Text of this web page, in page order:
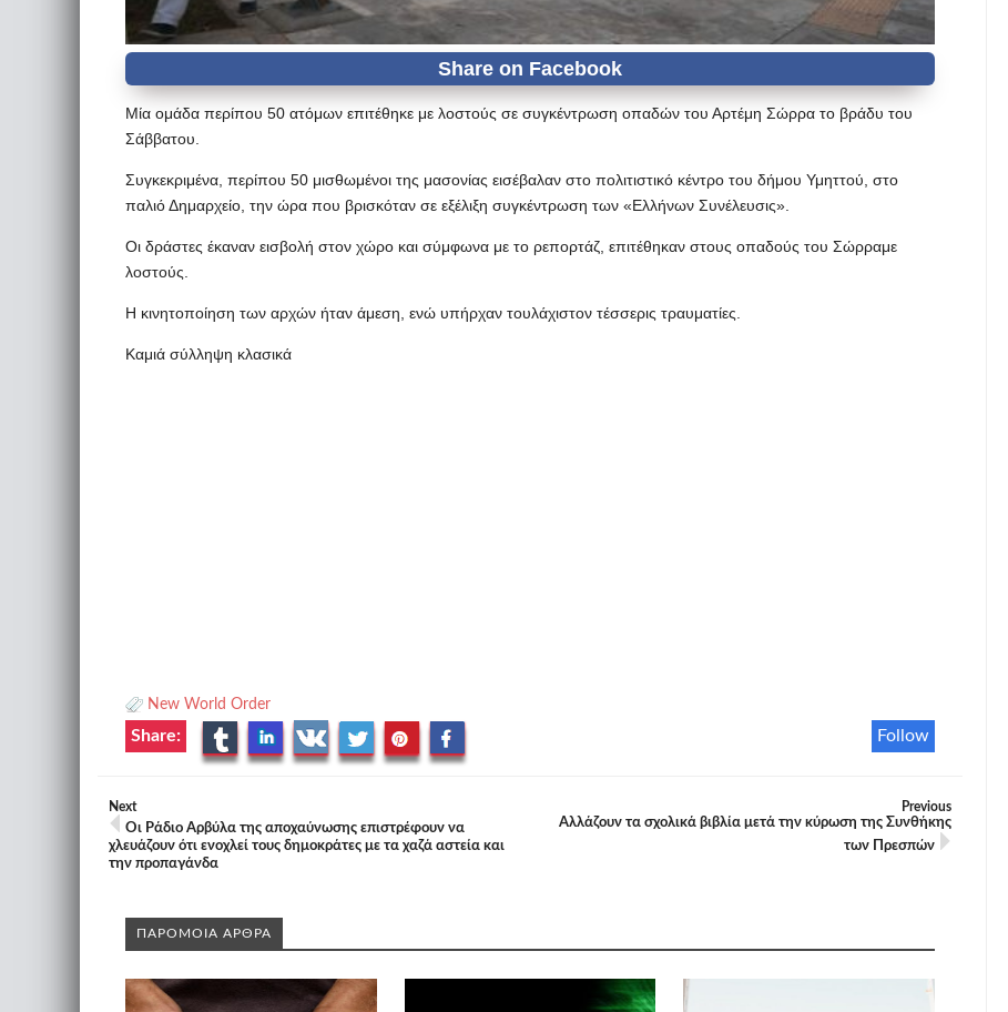
Μία ομάδα περίπου 50 ατόμων επιτέθηκε με λοστούς σε συγκέντρωση οπαδών του Αρτέμη Σώρρα το βράδυ του
Σάββατου.
Συγκεκριμένα, περίπου 50 μισθωμένοι της μασονίας εισέβαλαν στο πολιτιστικό κέντρο του δήμου Υμηττού, στο
παλιό Δημαρχείο, την ώρα που βρισκόταν σε εξέλιξη συγκέντρωση των «Ελλήνων Συνέλευσις».
Οι δράστες έκαναν εισβολή στον χώρο και σύμφωνα με το ρεπορτάζ, επιτέθηκαν στους οπαδούς του Σώρραμε
λοστούς.
Η κινητοποίηση των αρχών ήταν άμεση, ενώ υπήρχαν τουλάχιστον τέσσερις τραυματίες.
Καμιά σύλληψη κλασικά
New World Order
Follow
Share:
Next
Οι Ράδιο Αρβύλα της αποχαύνωσης επιστρέφουν να
χλευάζουν ότι ενοχλεί τους δημοκράτες με τα χαζά αστεία και
την προπαγάνδα
Previous
Αλλάζουν τα σχολικά βιβλία μετά την κύρωση της Συνθήκης
των Πρεσπών
ΠΑΡΟΜΟΙΑ ΑΡΘΡΑ